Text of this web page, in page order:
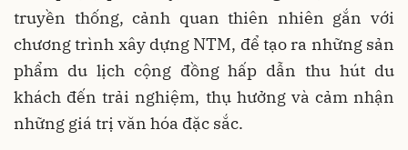
truyền thống, cảnh quan thiên nhiên gắn với
chương trình xây dựng NTM, để tạo ra những sản
phẩm du lịch cộng đồng hấp dẫn thu hút du
khách đến trải nghiệm, thụ hưởng và cảm nhận
những giá trị văn hóa đặc sắc.